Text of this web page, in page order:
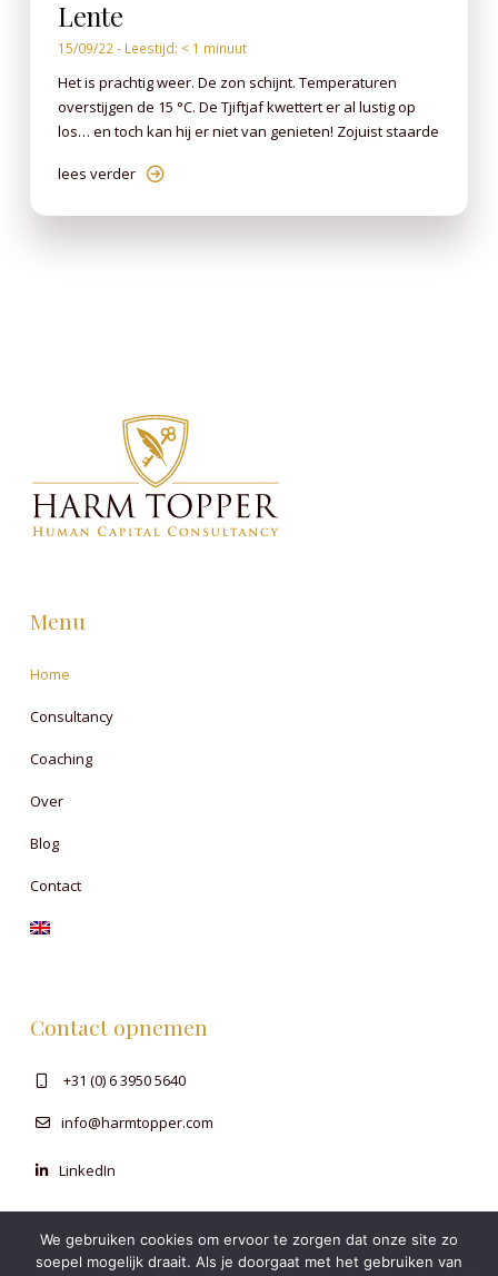
Lente
15/09/22 - Leestijd: < 1 minuut
Het is prachtig weer. De zon schijnt. Temperaturen
overstijgen de 15 °C. De Tjiftjaf kwettert er al lustig op
los… en toch kan hij er niet van genieten! Zojuist staarde
lees verder
Menu
Home
Consultancy
Coaching
Over
Blog
Contact
Contact opnemen
+31 (0) 6 3950 5640
info@harmtopper.com
LinkedIn
We gebruiken cookies om ervoor te zorgen dat onze site zo
soepel mogelijk draait. Als je doorgaat met het gebruiken van